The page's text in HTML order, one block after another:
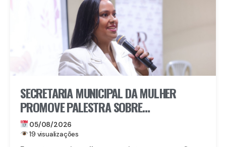
SECRETARIA MUNICIPAL DA MULHER
PROMOVE PALESTRA SOBRE
PROTAGONISMO FEMININO NA
FORMULAÇÃO DE POLÍTICAS PÚBLICAS EM
05/08/2026
19 visualizações